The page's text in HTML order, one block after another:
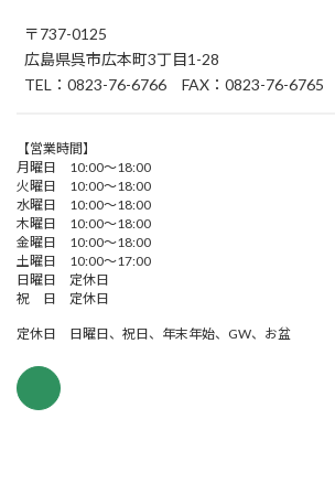
〒737-0125
広島県呉市広本町3丁目1-28
TEL：0823-76-6766 FAX：0823-76-6765
【営業時間】
月曜日 10:00～18:00
火曜日 10:00～18:00
水曜日 10:00～18:00
木曜日 10:00～18:00
金曜日 10:00～18:00
土曜日 10:00～17:00
日曜日 定休日
祝 日 定休日
定休日 日曜日、祝日、年末年始、GW、お盆